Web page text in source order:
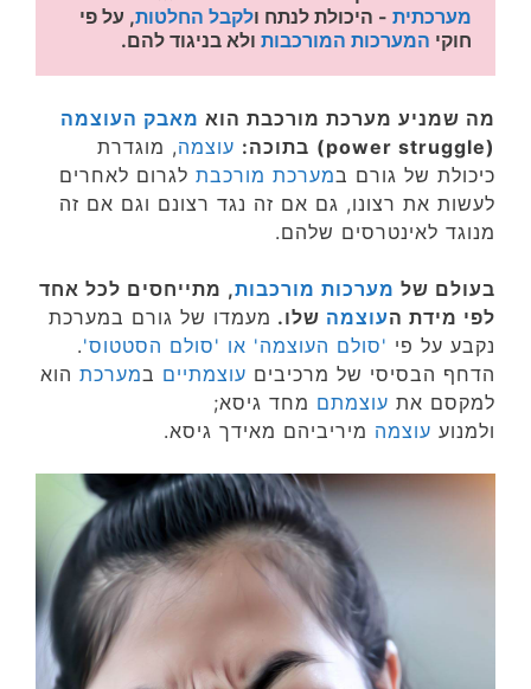
מערכתית - היכולת לנתח ולקבל החלטות
חוקי המערכות המורכבות ולא בניגוד להם.
מה שמניע מערכת מורכבת הוא מאבק העוצמה
(power struggle)
בתוכה: עוצמה, מוגדרת
כיכולת של גורם במערכת מורכבת לגרום לאחרים
לעשות את רצונו, גם אם זה נגד רצונם וגם אם זה
מנוגד לאינטרסים שלהם.
בעולם של מערכות מורכבות, מתייחסים לכל אחד
לפי מידת העוצמה שלו. מעמדו של גורם במערכת
נקבע על פי 'סולם העוצמה' או 'סולם הסטטוס'.
הדחף הבסיסי של מרכיבים עוצמתיים במערכת הוא
למקסם את עוצמתם מחד גיסא;
ולמנוע עוצמה מיריביהם מאידך גיסא.